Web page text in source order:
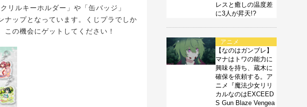
リルキーホルダー」や「缶バッジ」
ナップとなっています。くじプラでしか
の機会にゲットしてください！
レスと癒しの温度差
に3人が昇天!?
アニメ
【なのはガンブレ】
マナはトワの能力に
興味を持ち、蔵木に
確保を依頼する。ア
ニメ『魔法少女リリ
カルなのはEXCEED
S Gun Blaze Vengea